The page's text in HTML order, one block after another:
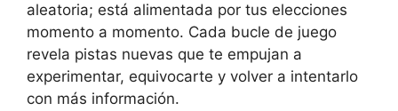
aleatoria; está alimentada por tus elecciones
momento a momento. Cada bucle de juego
revela pistas nuevas que te empujan a
experimentar, equivocarte y volver a intentarlo
con más información.